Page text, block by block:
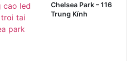
Chelsea Park – 116
Trung Kính